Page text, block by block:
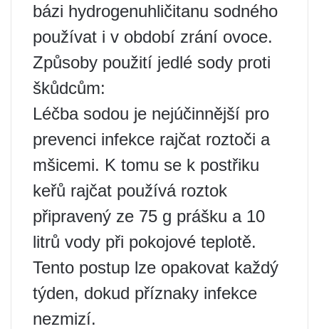
bázi hydrogenuhličitanu sodného
používat i v období zrání ovoce.
Způsoby použití jedlé sody proti
škůdcům:
Léčba sodou je nejúčinnější pro
prevenci infekce rajčat roztoči a
mšicemi. K tomu se k postřiku
keřů rajčat používá roztok
připravený ze 75 g prášku a 10
litrů vody při pokojové teplotě.
Tento postup lze opakovat každý
týden, dokud příznaky infekce
nezmizí.